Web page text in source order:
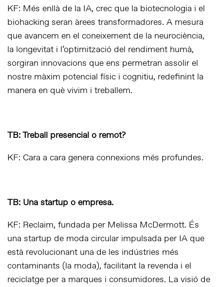
KF: Més enllà de la IA, crec que la biotecnologia i el
biohacking seran àrees transformadores. A mesura
que avancem en el coneixement de la neurociència,
la longevitat i l’optimització del rendiment humà,
sorgiran innovacions que ens permetran assolir el
nostre màxim potencial físic i cognitiu, redefinint la
manera en què vivim i treballem.
TB: Treball presencial o remot?
KF: Cara a cara genera connexions més profundes.
TB: Una startup o empresa.
KF: Reclaim, fundada per Melissa McDermott. És
una startup de moda circular impulsada per IA que
està revolucionant una de les indústries més
contaminants (la moda), facilitant la revenda i el
reciclatge per a marques i consumidores. La visió de